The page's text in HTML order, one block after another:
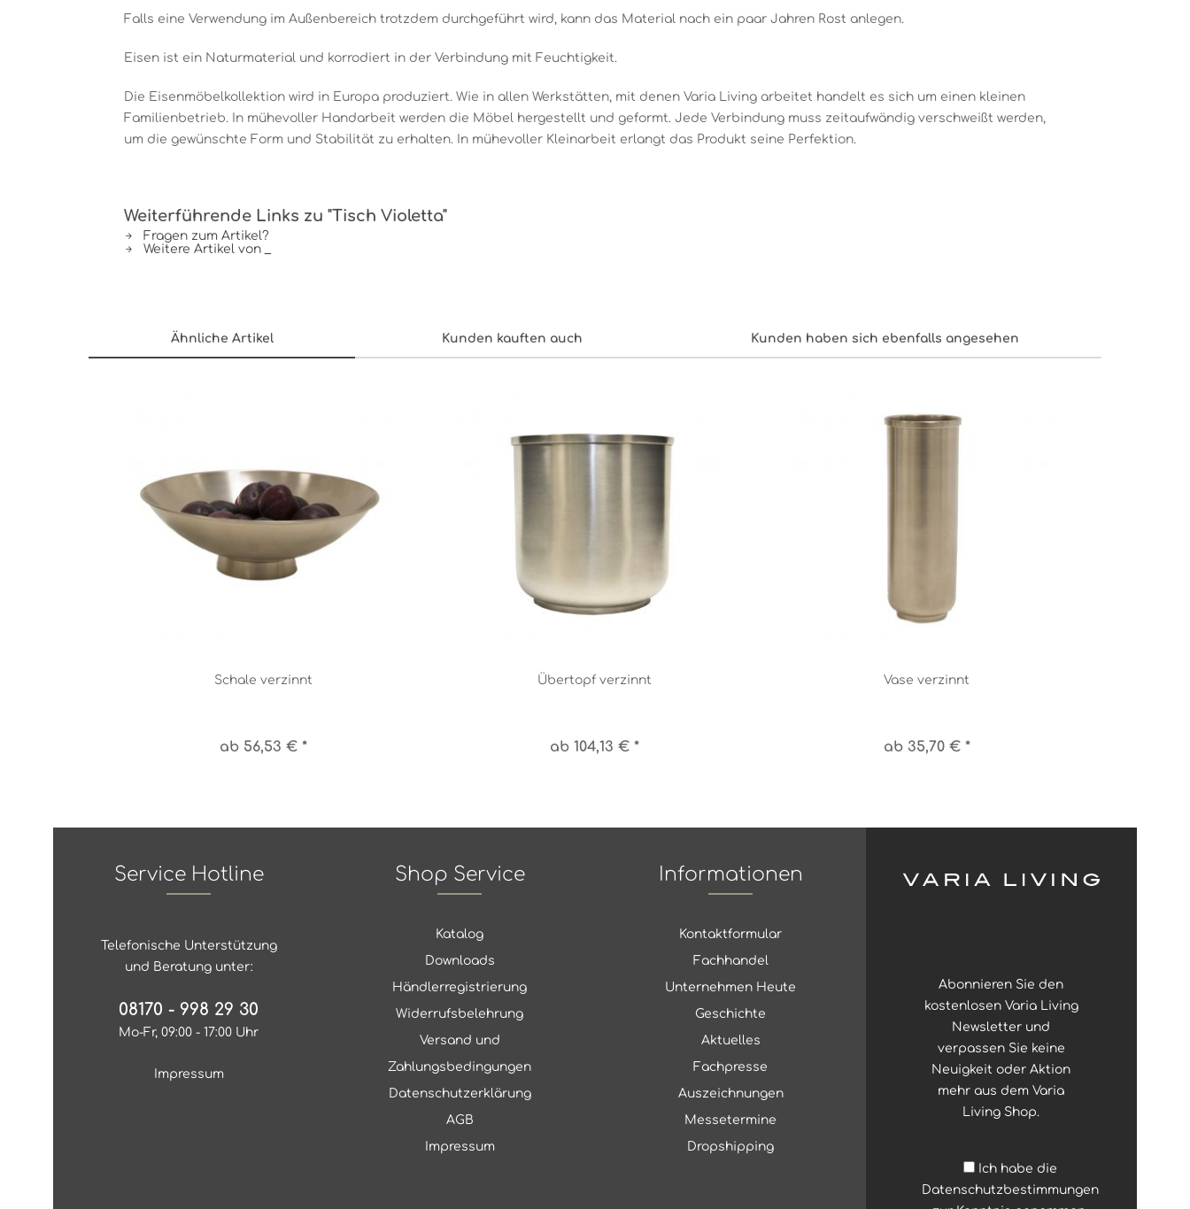
Falls eine Verwendung im Außenbereich trotzdem durchgeführt wird, kann das Material nach ein paar Jahren Rost anlegen.
Eisen ist ein Naturmaterial und korrodiert in der Verbindung mit Feuchtigkeit.
Die Eisenmöbelkollektion wird in Europa produziert. Wie in allen Werkstätten, mit denen Varia Living arbeitet handelt es sich um einen kleinen
Familienbetrieb. In mühevoller Handarbeit werden die Möbel hergestellt und geformt. Jede Verbindung muss zeitaufwändig verschweißt werden,
um die gewünschte Form und Stabilität zu erhalten. In mühevoller Kleinarbeit erlangt das Produkt seine Perfektion.
Weiterführende Links zu "Tisch Violetta"
Fragen zum Artikel?
Weitere Artikel von _
Ähnliche Artikel Kunden kauften auch Kunden haben sich ebenfalls angesehen
Schale verzinnt
ab 56,53 € *
Übertopf verzinnt
ab 104,13 € *
Vase verzinnt
ab 35,70 € *
Service Hotline
Telefonische Unterstützung
und Beratung unter:
08170 - 998 29 30
Mo-Fr, 09:00 - 17:00 Uhr
Impressum
Shop Service
Katalog
Downloads
Händlerregistrierung
Widerrufsbelehrung
Versand und
Zahlungsbedingungen
Datenschutzerklärung
AGB
Impressum
Informationen
Kontaktformular
Fachhandel
Unternehmen Heute
Geschichte
Aktuelles
Fachpresse
Auszeichnungen
Messetermine
Dropshipping
Abonnieren Sie den
kostenlosen Varia Living
Newsletter und
verpassen Sie keine
Neuigkeit oder Aktion
mehr aus dem Varia
Living Shop.
Ich habe die
Datenschutzbestimmungen